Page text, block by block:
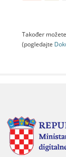
Također
(pogledajte